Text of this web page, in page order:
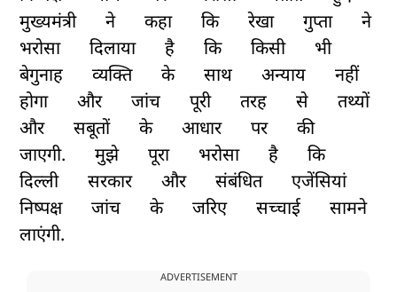
मुख्यमंत्री
ने कहा कि रेखा गुप्ता
ने
भरोसा
दिलाया है कि किसी
भी
बेगुनाह
व्यक्ति के साथ अन्याय
नहीं
होगा
और जांच पूरी तरह से
तथ्यों
और
सबूतों के आधार पर
की
जाएगी.
मुझे पूरा भरोसा है
कि
दिल्ली
सरकार और संबंधित एजेंसियां
निष्पक्ष
जांच के जरिए सच्चाई
सामने
लाएंगी.
ADVERTISEMENT